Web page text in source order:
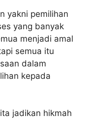
yakni pemilihan
yang banyak
menjadi amal
semua itu
dalam
kepada
jadikan hikmah